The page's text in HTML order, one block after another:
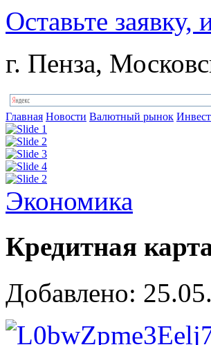
Оставьте
г. Пенза,
Главная Новости Валютный рынок
Экономика
Кредитная
Добавлено: